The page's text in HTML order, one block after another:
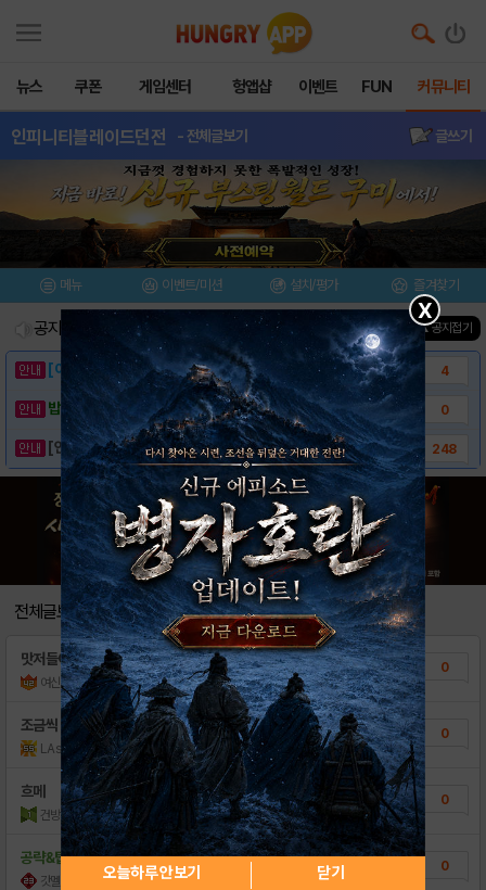
뉴스 쿠폰 게임센터 헝앱샵 이벤트 FUN 커뮤니티
인피니티블레이드던전 - 전체글보기 글쓰기
메뉴 이벤트/미션 설치/평가 즐겨찾기
공지사항 진행중인 이벤트0건 ▲ 공지접기
[이벤트] 웃음으로 매일매일 해피! 유머 게시.. 4
밥알이의 헝앱통신 ⑲ “밥알이, 드디어 멀티를.. 0
[안내] 헝그리앱 필수 상식! 밥알 획득 안내.. 248
전체글보기
맛저들이요☆
여신임화영♡ 조회수:17 | 23.01.14
0
조금씩 쉬엄쉬엄
LAsahi 조회수:24 | 18.12.01
0
흐메
건방지다 조회수:27 | 18.07.10
0
공략&팁 헌번더가 아니라
갓멜레온 조회수:471 | 14.11.16
0
X
오늘하루 안보기 닫기